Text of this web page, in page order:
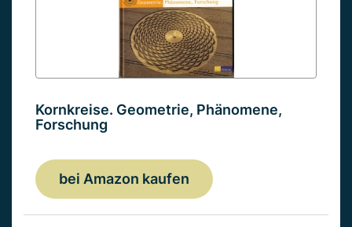
Kornkreise. Geometrie, Phänomene,
Forschung
bei Amazon kaufen